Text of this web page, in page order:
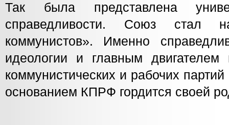
Так была представлена
справедливости. Союз стал
коммунистов». Именно
идеологии и главным двигателем
коммунистических и рабочих
основанием КПРФ гордится своей